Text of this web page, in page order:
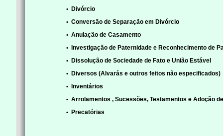
• Divórcio
• Conversão de Separação em Divórcio
• Anulação de Casamento
• Investigação de Paternidade e Reconhecimento de
• Dissolução de Sociedade de Fato e União Estável
• Diversos (Alvarás e outros feitos não especificados)
• Inventários
• Arrolamentos , Sucessões, Testamentos e Adoção
• Precatórias